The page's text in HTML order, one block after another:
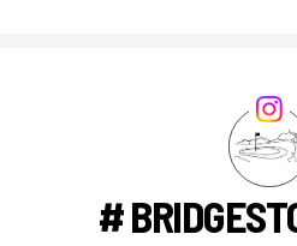
#